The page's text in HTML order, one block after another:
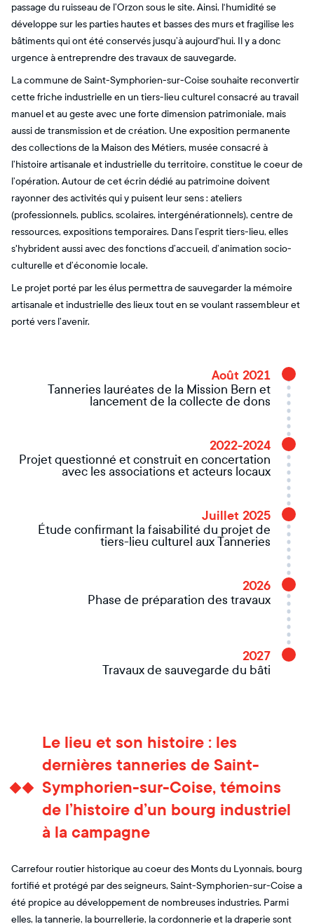
passage du ruisseau de l’Orzon sous le site. Ainsi, l‘humidité se
développe sur les parties hautes et basses des murs et fragilise les
bâtiments qui ont été conservés jusqu’à aujourd'hui. Il y a donc
urgence à entreprendre des travaux de sauvegarde.
La commune de Saint-Symphorien-sur-Coise souhaite reconvertir
cette friche industrielle en un tiers-lieu culturel consacré au travail
manuel et au geste avec une forte dimension patrimoniale, mais
aussi de transmission et de création. Une exposition permanente
des collections de la Maison des Métiers, musée consacré à
l’histoire artisanale et industrielle du territoire, constitue le coeur de
l’opération. Autour de cet écrin dédié au patrimoine doivent
rayonner des activités qui y puisent leur sens : ateliers
(professionnels, publics, scolaires, intergénérationnels), centre de
ressources, expositions temporaires. Dans l’esprit tiers-lieu, elles
s'hybrident aussi avec des fonctions d’accueil, d’animation socio-
culturelle et d’économie locale.
Le projet porté par les élus permettra de sauvegarder la mémoire
artisanale et industrielle des lieux tout en se voulant rassembleur et
porté vers l’avenir.
Août 2021
Tanneries lauréates de la Mission Bern et
lancement de la collecte de dons
2022-2024
Projet questionné et construit en concertation
avec les associations et acteurs locaux
Juillet 2025
Étude confirmant la faisabilité du projet de
tiers-lieu culturel aux Tanneries
2026
Phase de préparation des travaux
2027
Travaux de sauvegarde du bâti
Le lieu et son histoire : les
dernières tanneries de Saint-
Symphorien-sur-Coise, témoins
de l’histoire d’un bourg industriel
à la campagne
Carrefour routier historique au coeur des Monts du Lyonnais, bourg
fortifié et protégé par des seigneurs, Saint-Symphorien-sur-Coise a
été propice au développement de nombreuses industries. Parmi
elles, la tannerie, la bourrellerie, la cordonnerie et la draperie sont